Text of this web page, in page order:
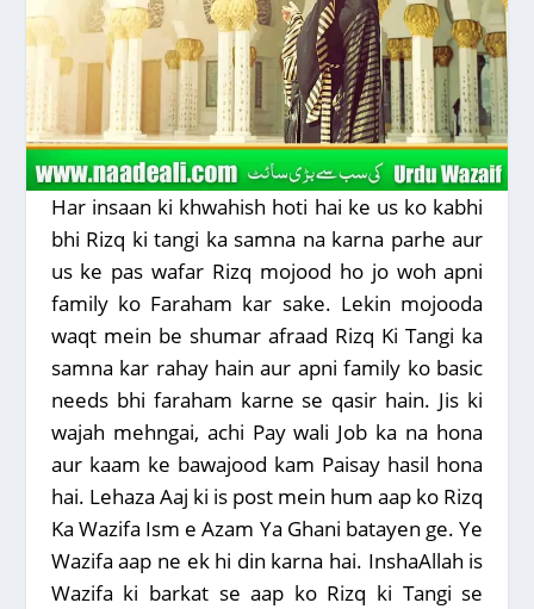
Har insaan ki khwahish hoti hai ke us ko kabhi
bhi Rizq ki tangi ka samna na karna parhe aur
us ke pas wafar Rizq mojood ho jo woh apni
family ko Faraham kar sake. Lekin mojooda
waqt mein be shumar afraad Rizq Ki Tangi ka
samna kar rahay hain aur apni family ko basic
needs bhi faraham karne se qasir hain. Jis ki
wajah mehngai, achi Pay wali Job ka na hona
aur kaam ke bawajood kam Paisay hasil hona
hai. Lehaza Aaj ki is post mein hum aap ko Rizq
Ka Wazifa Ism e Azam Ya Ghani batayen ge. Ye
Wazifa aap ne ek hi din karna hai. InshaAllah is
Wazifa ki barkat se aap ko Rizq ki Tangi se